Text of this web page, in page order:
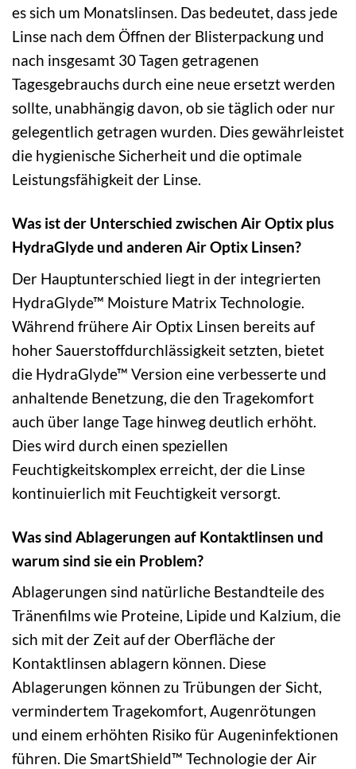
es sich um Monatslinsen. Das bedeutet, dass jede
Linse nach dem Öffnen der Blisterpackung und
nach insgesamt 30 Tagen getragenen
Tagesgebrauchs durch eine neue ersetzt werden
sollte, unabhängig davon, ob sie täglich oder nur
gelegentlich getragen wurden. Dies gewährleistet
die hygienische Sicherheit und die optimale
Leistungsfähigkeit der Linse.
Was ist der Unterschied zwischen Air Optix plus
HydraGlyde und anderen Air Optix Linsen?
Der Hauptunterschied liegt in der integrierten
HydraGlyde™ Moisture Matrix Technologie.
Während frühere Air Optix Linsen bereits auf
hoher Sauerstoffdurchlässigkeit setzten, bietet
die HydraGlyde™ Version eine verbesserte und
anhaltende Benetzung, die den Tragekomfort
auch über lange Tage hinweg deutlich erhöht.
Dies wird durch einen speziellen
Feuchtigkeitskomplex erreicht, der die Linse
kontinuierlich mit Feuchtigkeit versorgt.
Was sind Ablagerungen auf Kontaktlinsen und
warum sind sie ein Problem?
Ablagerungen sind natürliche Bestandteile des
Tränenfilms wie Proteine, Lipide und Kalzium, die
sich mit der Zeit auf der Oberfläche der
Kontaktlinsen ablagern können. Diese
Ablagerungen können zu Trübungen der Sicht,
vermindertem Tragekomfort, Augenrötungen
und einem erhöhten Risiko für Augeninfektionen
führen. Die SmartShield™ Technologie der Air